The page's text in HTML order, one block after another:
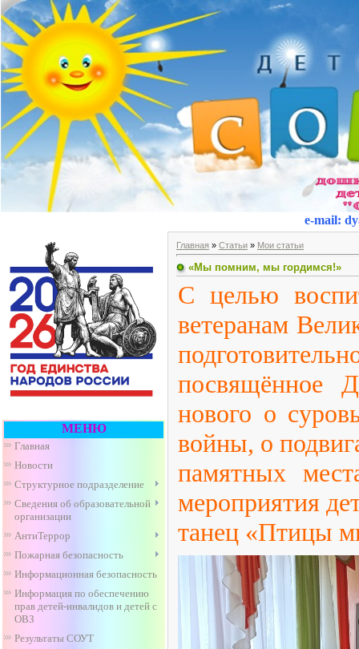
e-mail:
МЕНЮ
Главная
Новости
Структурное подразделение
Сведения об образовательной
организации
АнтиТеррор
Пожарная безопасность
Информационная безопасность
Информация по обеспечению
прав детей-инвалидов и детей с
ОВЗ
Результаты СОУТ
Главная » Статьи » Мои статьи
«Мы помним, мы гордимся!»
С целью
ветеранам
посвящённое
нового о
войны, о
памятных
мероприятия
танец «Птицы